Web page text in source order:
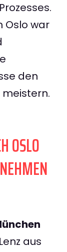
Oslo war
den
meistern.
OSLO
aus